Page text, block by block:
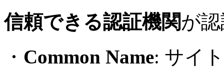
信頼できる認証機関が
・ Common Name: サイ